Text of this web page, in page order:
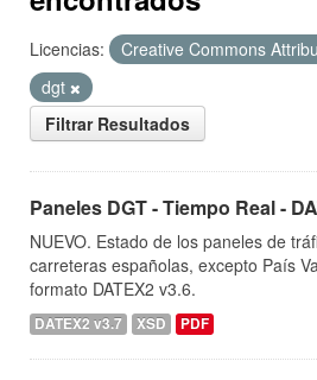
Licencias: Creative Commons
dgt
Filtrar Resultados
Paneles DGT - Tiempo Real -
NUEVO. Estado de los paneles de
carreteras españolas, excepto País
formato DATEX2 v3.6.
DATEX2 v3.7 XSD PDF